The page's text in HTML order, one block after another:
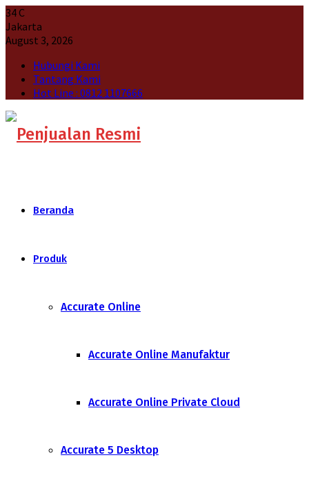
34C
Jakarta
August 3, 2026
Hubungi Kami
Tantang Kami
Hot Line : 0812 1107666
Beranda
Produk
Accurate Online
Accurate Online Manufaktur
Accurate Online Private Cloud
Accurate 5 Desktop